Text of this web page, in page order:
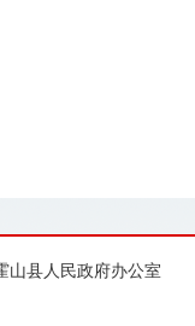
山县人民政府办公室